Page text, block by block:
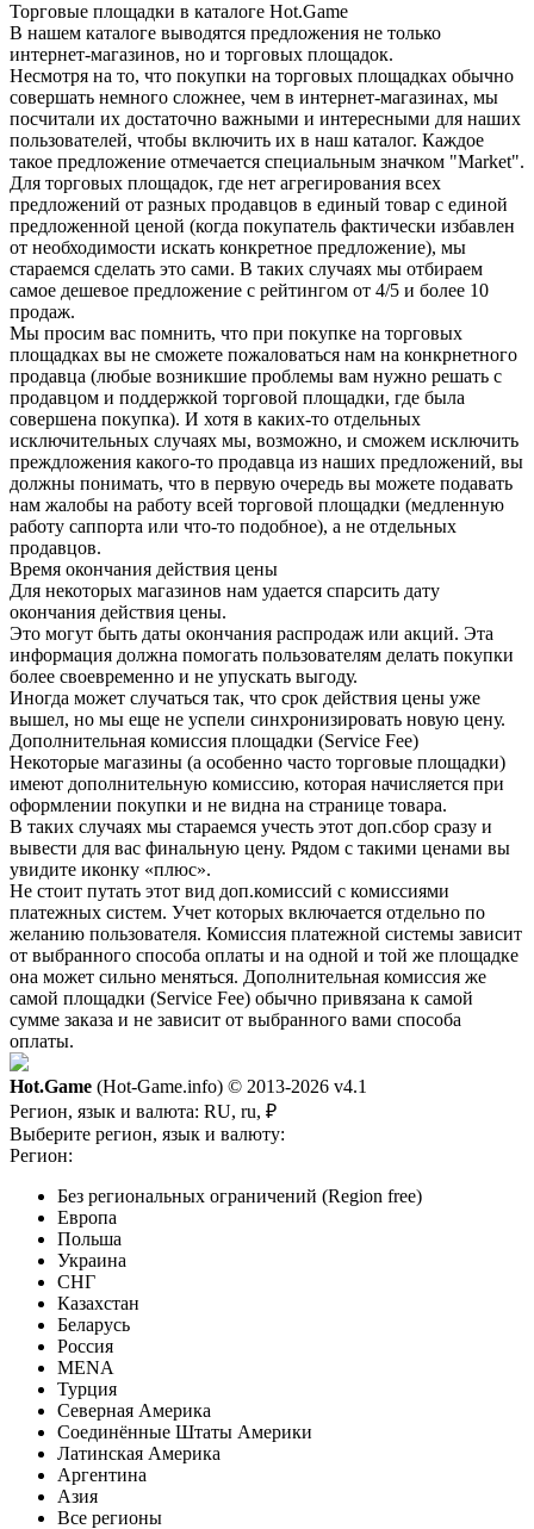
Торговые площадки в каталоге Hot.Game
В нашем каталоге выводятся предложения не только
интернет-магазинов, но и торговых площадок.
Несмотря на то, что покупки на торговых площадках обычно
совершать немного сложнее, чем в интернет-магазинах, мы
посчитали их достаточно важными и интересными для наших
пользователей, чтобы включить их в наш каталог. Каждое
такое предложение отмечается специальным значком "Market".
Для торговых площадок, где нет агрегирования всех
предложений от разных продавцов в единый товар с единой
предложенной ценой (когда покупатель фактически избавлен
от необходимости искать конкретное предложение), мы
стараемся сделать это сами. В таких случаях мы отбираем
самое дешевое предложение с рейтингом от 4/5 и более 10
продаж.
Мы просим вас помнить, что при покупке на торговых
площадках вы не сможете пожаловаться нам на конкрнетного
продавца (любые возникшие проблемы вам нужно решать с
продавцом и поддержкой торговой площадки, где была
совершена покупка). И хотя в каких-то отдельных
исключительных случаях мы, возможно, и сможем исключить
преждложения какого-то продавца из наших предложений, вы
должны понимать, что в первую очередь вы можете подавать
нам жалобы на работу всей торговой площадки (медленную
работу саппорта или что-то подобное), а не отдельных
продавцов.
Время окончания действия цены
Для некоторых магазинов нам удается спарсить дату
окончания действия цены.
Это могут быть даты окончания распродаж или акций. Эта
информация должна помогать пользователям делать покупки
более своевременно и не упускать выгоду.
Иногда может случаться так, что срок действия цены уже
вышел, но мы еще не успели синхронизировать новую цену.
Дополнительная комиссия площадки (Service Fee)
Некоторые магазины (а особенно часто торговые площадки)
имеют дополнительную комиссию, которая начисляется при
оформлении покупки и не видна на странице товара.
В таких случаях мы стараемся учесть этот доп.сбор сразу и
вывести для вас финальную цену. Рядом с такими ценами вы
увидите иконку «плюс».
Не стоит путать этот вид доп.комиссий с комиссиями
платежных систем. Учет которых включается отдельно по
желанию пользователя. Комиссия платежной системы зависит
от выбранного способа оплаты и на одной и той же площадке
она может сильно меняться. Дополнительная комиссия же
самой площадки (Service Fee) обычно привязана к самой
сумме заказа и не зависит от выбранного вами способа
оплаты.
Hot.Game (Hot-Game.info) © 2013-2026 v4.1
Регион, язык и валюта: RU, ru, ₽
Выберите регион, язык и валюту:
Регион:
Без региональных ограничений (Region free)
Европа
Польша
Украина
СНГ
Казахстан
Беларусь
Россия
MENA
Турция
Северная Америка
Соединённые Штаты Америки
Латинская Америка
Аргентина
Азия
Все регионы